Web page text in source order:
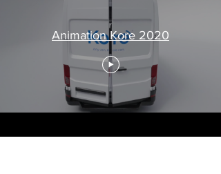
Animation Kore 2020